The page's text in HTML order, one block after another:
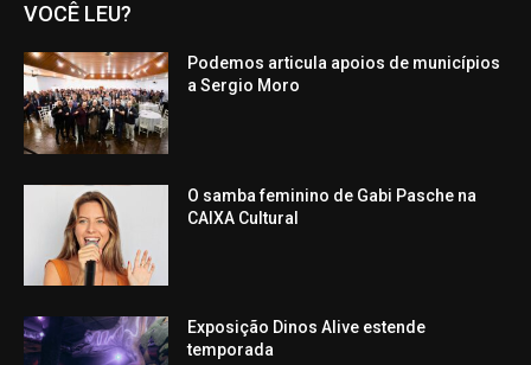
VOCÊ LEU?
Podemos articula apoios de municípios
a Sergio Moro
O samba feminino de Gabi Pasche na
CAIXA Cultural
Exposição Dinos Alive estende
temporada